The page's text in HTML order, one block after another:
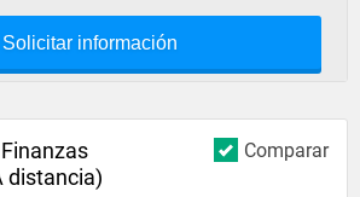
Solicitar información
Comparar
distancia)